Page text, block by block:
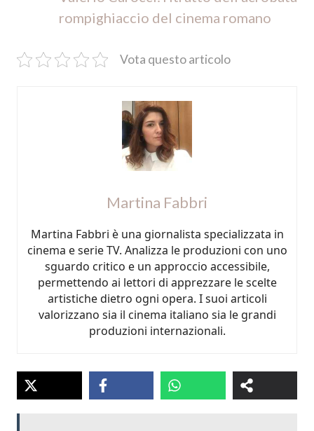
rompighiaccio del cinema romano
Vota questo articolo
Martina Fabbri
Martina Fabbri è una giornalista specializzata in
cinema e serie TV. Analizza le produzioni con uno
sguardo critico e un approccio accessibile,
permettendo ai lettori di apprezzare le scelte
artistiche dietro ogni opera. I suoi articoli
valorizzano sia il cinema italiano sia le grandi
produzioni internazionali.